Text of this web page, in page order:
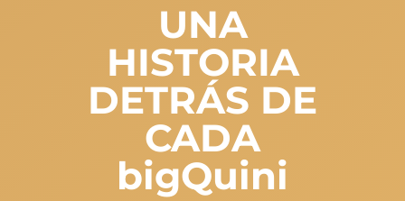
UNA
HISTORIA
DETRÁS DE
CADA
bigQuini